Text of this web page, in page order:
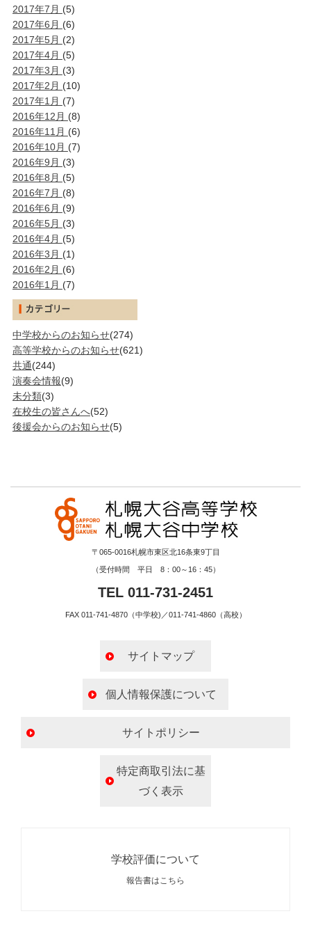
2017年7月 (5)
2017年6月 (6)
2017年5月 (2)
2017年4月 (5)
2017年3月 (3)
2017年2月 (10)
2017年1月 (7)
2016年12月 (8)
2016年11月 (6)
2016年10月 (7)
2016年9月 (3)
2016年8月 (5)
2016年7月 (8)
2016年6月 (9)
2016年5月 (3)
2016年4月 (5)
2016年3月 (1)
2016年2月 (6)
2016年1月 (7)
中学校からのお知らせ(274)
高等学校からのお知らせ(621)
共通(244)
演奏会情報(9)
未分類(3)
在校生の皆さんへ(52)
後援会からのお知らせ(5)
〒065-0016札幌市東区北16条東9丁目
（受付時間 平日 8：00～16：45）
TEL 011-731-2451
FAX 011-741-4870（中学校)／011-741-4860（高校）
サイトマップ
個人情報保護について
サイトポリシー
特定商取引法に基
づく表示
学校評価について
報告書はこちら